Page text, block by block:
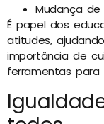
Mudança
É papel dos
atitudes,
importância de
ferramentas